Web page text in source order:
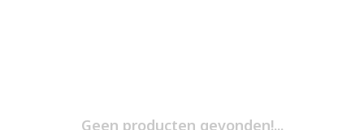
Geen producten gevonden!...